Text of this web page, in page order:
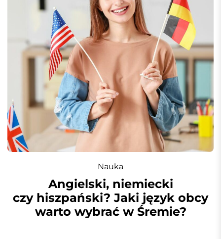
Nauka
Angielski, niemiecki
czy hiszpański? Jaki język obcy
warto wybrać w Śremie?